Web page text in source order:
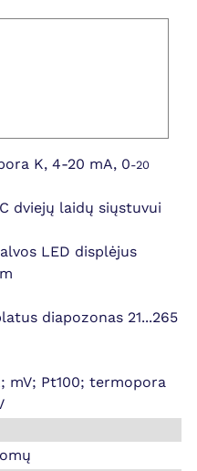
K, 4-20 mA, 0-20
dviejų laidų siųstuvui
LED displėjus
diapozonas 21...265
mV; Pt100; termopora